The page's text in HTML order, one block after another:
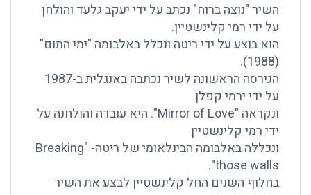
השיר "נוצה ברוח" נכתב על ידי יעקב גלעד והולחן
על ידי רמי קלינשטיין.
הוא בוצע על ידי ריטה ונכלל באלבומה "ימי התום"
(1988).
הגירסה הראשונה לשיר נכתבה באנגלית ב-1987
על ידי ירמי קפלן
ונקראה "Mirror of Love". היא עובדה והולחנה על
ידי רמי קלינשטיין
ונכללה באלבומה הבינלאומי של ריטה- "Breaking
those walls".
בחלוף השנים החל קלינשטיין לבצע את השיר